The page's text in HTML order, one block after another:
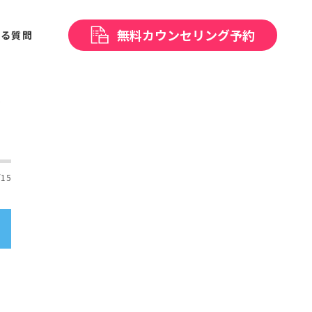
質問 無料カウンセリング予約